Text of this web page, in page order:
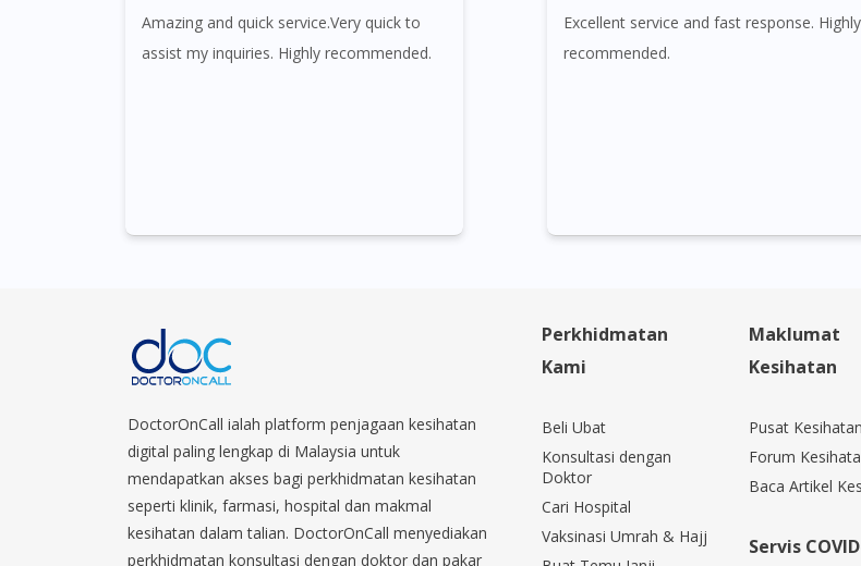
Amazing and quick service.Very quick to
assist my inquiries. Highly recommended.
Excellent service and fast response. Highly
recommended.
DoctorOnCall ialah platform penjagaan kesihatan
digital paling lengkap di Malaysia untuk
mendapatkan akses bagi perkhidmatan kesihatan
seperti klinik, farmasi, hospital dan makmal
kesihatan dalam talian. DoctorOnCall menyediakan
perkhidmatan konsultasi dengan doktor dan pakar
Perkhidmatan
Kami
Beli Ubat
Konsultasi dengan
Doktor
Cari Hospital
Vaksinasi Umrah & Hajj
Maklumat
Kesihatan
Pusat Kesihatan
Forum
Baca Artikel
Servis